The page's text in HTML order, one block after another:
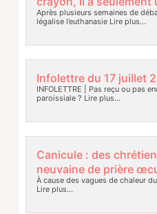
Après plusieurs semaines de
légalise l’euthanasieLire plus…
Infolettre du 17 juillet
INFOLETTRE | Pas reçu ou pas
paroissiale ? Lire plus…
Canicule : des
neuvaine de prière
À cause des vagues de chaleur
Lire plus…